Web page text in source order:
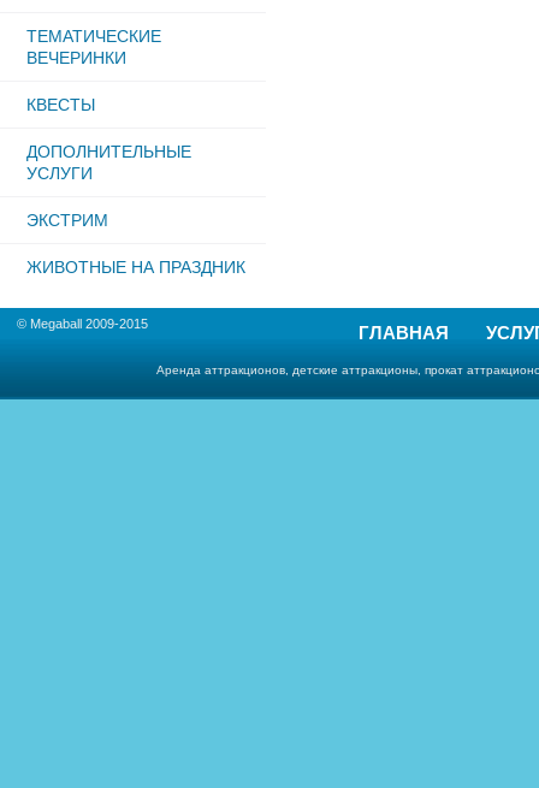
ТЕМАТИЧЕСКИЕ
ВЕЧЕРИНКИ
КВЕСТЫ
ДОПОЛНИТЕЛЬНЫЕ
УСЛУГИ
ЭКСТРИМ
ЖИВОТНЫЕ НА ПРАЗДНИК
© Megaball 2009-2015 ГЛАВНАЯ
Аренда аттракционов, детские аттракционы, прокат